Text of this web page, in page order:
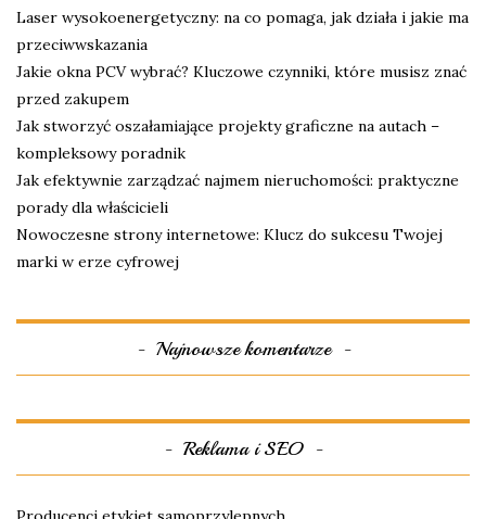
Laser wysokoenergetyczny: na co pomaga, jak działa i jakie ma
przeciwwskazania
Jakie okna PCV wybrać? Kluczowe czynniki, które musisz znać
przed zakupem
Jak stworzyć oszałamiające projekty graficzne na autach –
kompleksowy poradnik
Jak efektywnie zarządzać najmem nieruchomości: praktyczne
porady dla właścicieli
Nowoczesne strony internetowe: Klucz do sukcesu Twojej
marki w erze cyfrowej
Najnowsze komentarze
Reklama i SEO